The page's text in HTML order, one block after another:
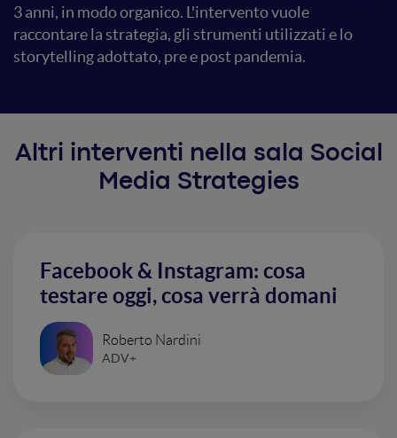
3 anni, in modo organico. L'intervento vuole
raccontare la strategia, gli strumenti utilizzati e lo
storytelling adottato, pre e post pandemia.
Altri interventi nella sala Social
Media Strategies
Facebook & Instagram: cosa
testare oggi, cosa verrà domani
Roberto Nardini
ADV+